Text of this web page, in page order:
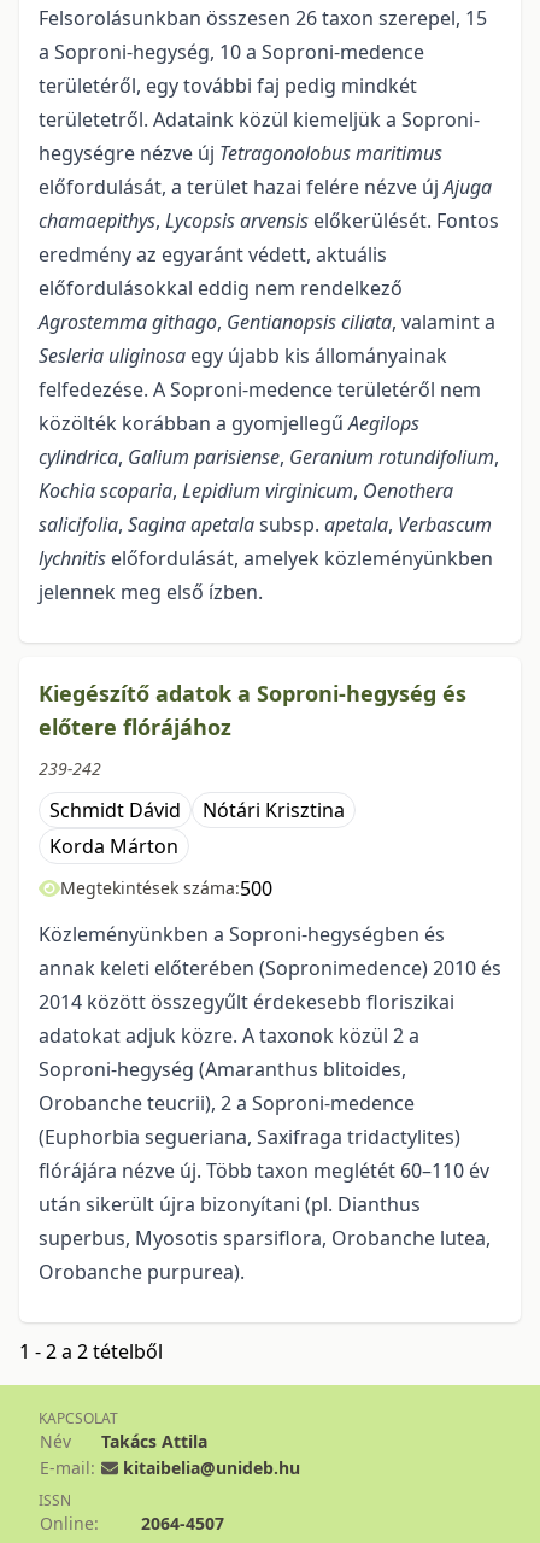
Felsorolásunkban ös­szesen 26 taxon szerepel, 15
a Soproni-hegység, 10 a Soproni-medence
területéről, egy to­vábbi faj pedig mindkét
területetről. Adataink közül kiemeljük a Soproni-
hegységre nézve új Tetragonolobus maritimus
előfordulását, a terület hazai felére nézve újAjuga
chamaepithys, Lycopsis arvensis előkerülését. Fontos
eredmény az egyaránt védett, aktuális
előfordulások­kal eddig nem rendelkező
Agrostemma githago, Gentianopsis ciliata, valamint a
Sesleria uligi­nosa egy újabb kis állományainak
felfedezése. A Soproni-medence területéről nem
közölték korábban a gyomjellegűAegilops
cylindrica, Galium parisiense, Geranium rotundifolium,
Kochia scoparia, Lepidium virginicum, Oenothera
salicifolia, Sagina apetalasubsp. apetala, Verbascum
lychnitis előfordulását, amelyek közleményünkben
jelennek meg első ízben.
Kiegészítő adatok a Soproni-hegység és
előtere flórájához
239-242
Schmidt Dávid
Nótári Krisztina
Korda Márton
Megtekintések száma:500
Közleményünkben a Soproni-hegységben és
annak keleti előterében (Sopronimedence) 2010 és
2014 között összegyűlt érdekesebb floriszikai
adatokat adjuk közre. A taxonok közül 2 a
Soproni-hegység (Amaranthus blitoides,
Orobanche teucrii), 2 a Soproni-medence
(Euphorbia segueriana, Saxifraga tridactylites)
flórájára nézve új. Több taxon meglétét 60–110 év
után sikerült újra bizonyítani (pl. Dianthus
superbus, Myosotis sparsiflora, Orobanche lutea,
Orobanche purpurea).
1 - 2 a 2 tételből
KAPCSOLAT
Név
Takács Attila
E-mail:
kitaibelia@unideb.hu
ISSN
Online:
2064-4507